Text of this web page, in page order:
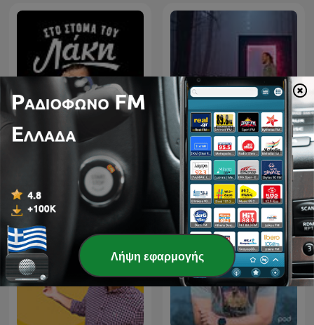
Στο Στόμα του Λάκη Το Μυστήριο Podcast
Λήψη εφαρμογής